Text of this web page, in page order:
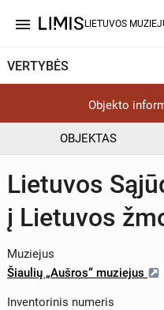
menu LIETUVOS
VERTYBĖS
Objekto
OBJEKTAS
Lietuvos
į Lietuvos
Muziejus
Šiaulių „Aušros“ muziejus
Inventorinis numeris